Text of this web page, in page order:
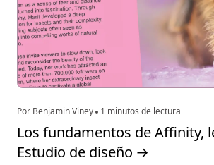
Por Benjamin Viney 1 minutos de lectura
Los fundamentos de Affinity,
Estudio de diseño →